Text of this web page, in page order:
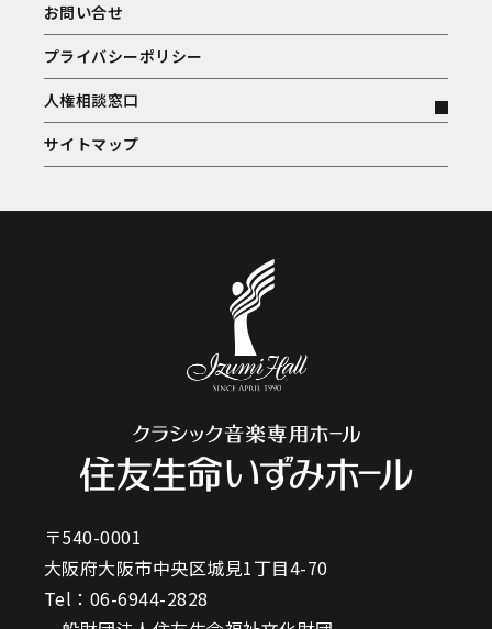
お問い合せ
プライバシーポリシー
人権相談窓口
サイトマップ
〒540-0001
大阪府大阪市中央区城見1丁目4-70
Tel： 06-6944-2828